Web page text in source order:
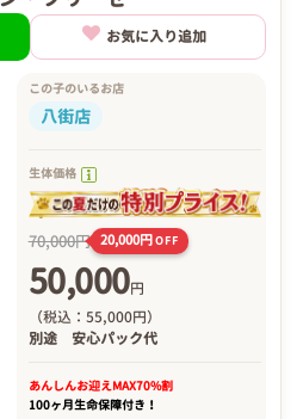
お気に入り追加
この子のいるお店
八街店
生体価格
70,000円 20,000円OFF
50,000円
（税込：55,000円）
別途 安心パック代
あんしんお迎えMAX70%割
100ヶ月生命保障付き！